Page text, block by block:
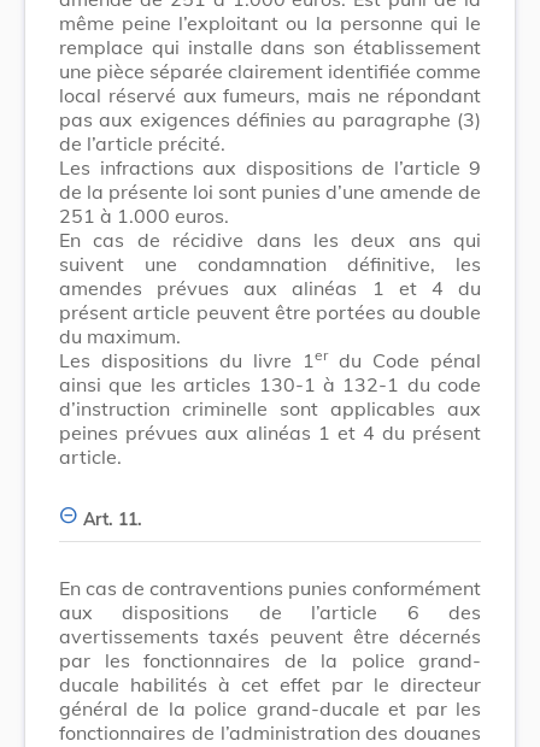
même peine l’exploitant ou la personne qui le
remplace qui installe dans son établissement
une pièce séparée clairement identifiée comme
local réservé aux fumeurs, mais ne répondant
pas aux exigences définies au paragraphe (3)
de l’article précité.
Les infractions aux dispositions de l’article 9
de la présente loi sont punies d’une amende de
251 à 1.000 euros.
En cas de récidive dans les deux ans qui
suivent une condamnation définitive, les
amendes prévues aux alinéas 1 et 4 du
présent article peuvent être portées au double
du maximum.
Les dispositions du livre 1 erdu Code pénal
ainsi que les articles 130-1 à 132-1 du code
d’instruction criminelle sont applicables aux
peines prévues aux alinéas 1 et 4 du présent
article.
Art. 11.
En cas de contraventions punies conformément
aux dispositions de l’article 6 des
avertissements taxés peuvent être décernés
par les fonctionnaires de la police grand-
ducale habilités à cet effet par le directeur
général de la police grand-ducale et par les
fonctionnaires de l’administration des douanes